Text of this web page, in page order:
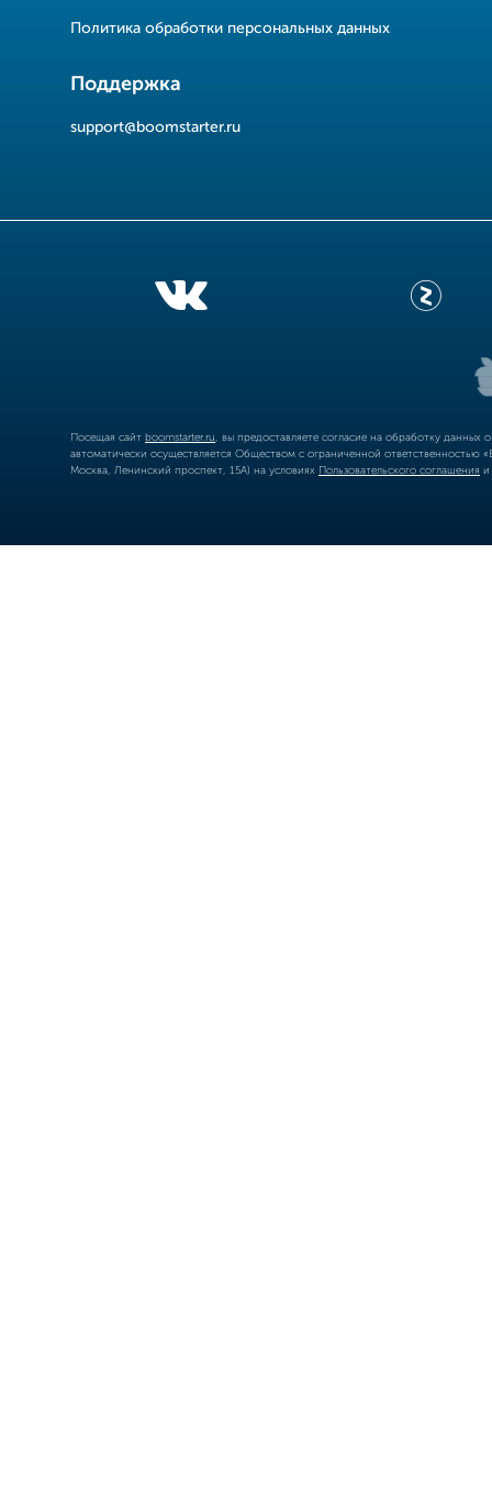
Политика обработки персональных данных
Поддержка
support@boomstarter.ru
Посещая сайт boomstarter.ru , вы предоставляете согласие на обработку
автоматически осуществляется Обществом с ограниченной
Москва, Ленинский проспект, 15А) на условиях Пользовательского соглашения и